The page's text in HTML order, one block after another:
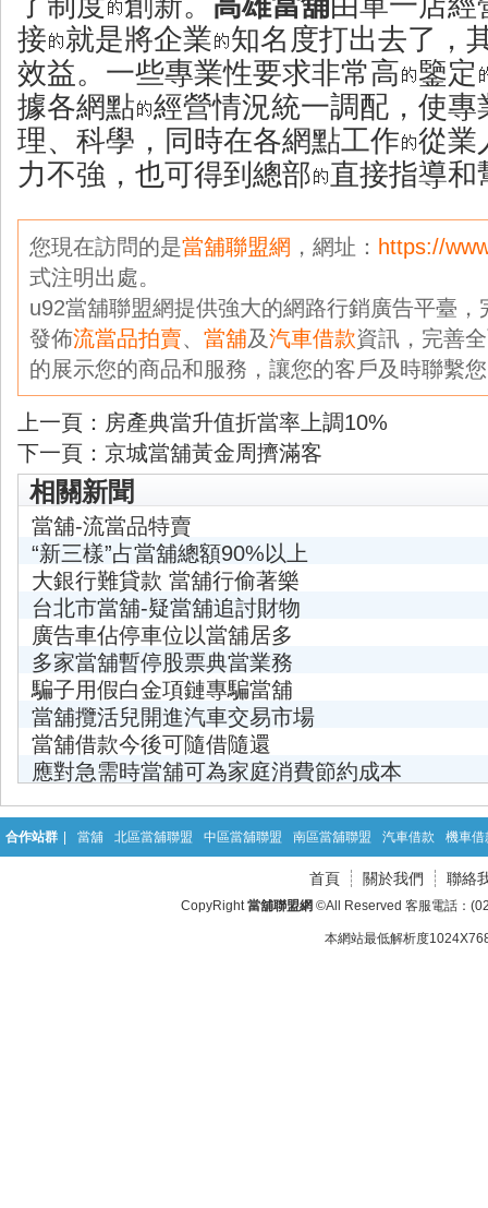
接 就是將企業
知名度打出去了，
效益。一些專業性要求非常高
鑒定
據各網點 經營情況統一調配，使專
理、科學，同時在各網點工作 從業
力不強，也可得到總部
直接指導和
您現在訪問的是當舖聯盟網 ，網址： https://
式注明出處。
u92當舖聯盟網提供強大的網路行銷廣告平臺
發佈流當品拍賣、 當舖及汽車借款資訊，完善
的展示您的商品和服務，讓您的客戶及時聯繫
上一頁： 房產典當升值折當率上調10%
下一頁： 京城當舖黃金周擠滿客
相關新聞
當舖-流當品特賣
“新三樣”占當舖總額90%以上
大銀行難貸款 當舖行偷著樂
台北市當舖-疑當舖追討財物
廣告車佔停車位以當舖居多
多家當舖暫停股票典當業務
騙子用假白金項鏈專騙當舖
當舖攬活兒開進汽車交易市場
當舖借款今後可隨借隨還
應對急需時當舖可為家庭消費節約成本
合作站群 當舖 北區當舖聯盟 中區當舖聯盟 南區當舖聯盟 汽車借款 機車借
首頁 關於我們 聯絡
CopyRight當舖聯盟網 ©All Reserved 客服電話：
本網站最低解析度